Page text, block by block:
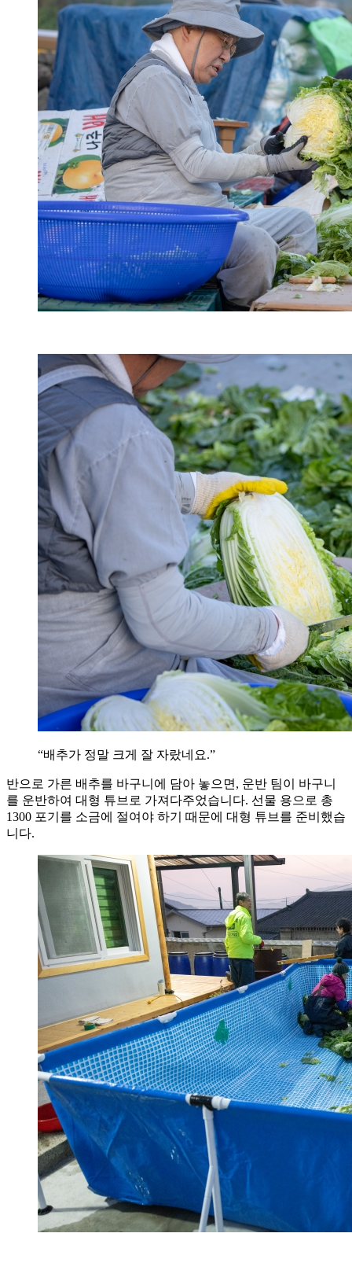
“배추가 정말 크게 잘 자랐네요.”
반으로 가른 배추를 바구니에 담아 놓으면, 운반 팀이 바구니
를 운반하여 대형 튜브로 가져다주었습니다. 선물 용으로 총
1300 포기를 소금에 절여야 하기 때문에 대형 튜브를 준비했습
니다.